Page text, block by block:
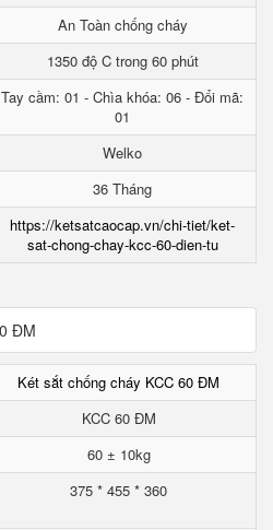
An Toàn chống cháy
1350 độ C trong 60 phút
Tay cầm: 01 - Chìa khóa: 06 - Đổi mã:
01
Welko
36 Tháng
https://ketsatcaocap.vn/chi-tiet/ket-
sat-chong-chay-kcc-60-dien-tu
Két sắt chống cháy KCC 60 ĐM
KCC 60 ĐM
60 ± 10kg
375 * 455 * 360